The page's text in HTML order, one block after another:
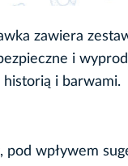
zawiera
i
i barwami.
pod wpływem